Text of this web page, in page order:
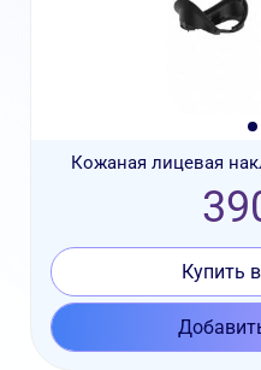
Кожаная лицевая
Купить